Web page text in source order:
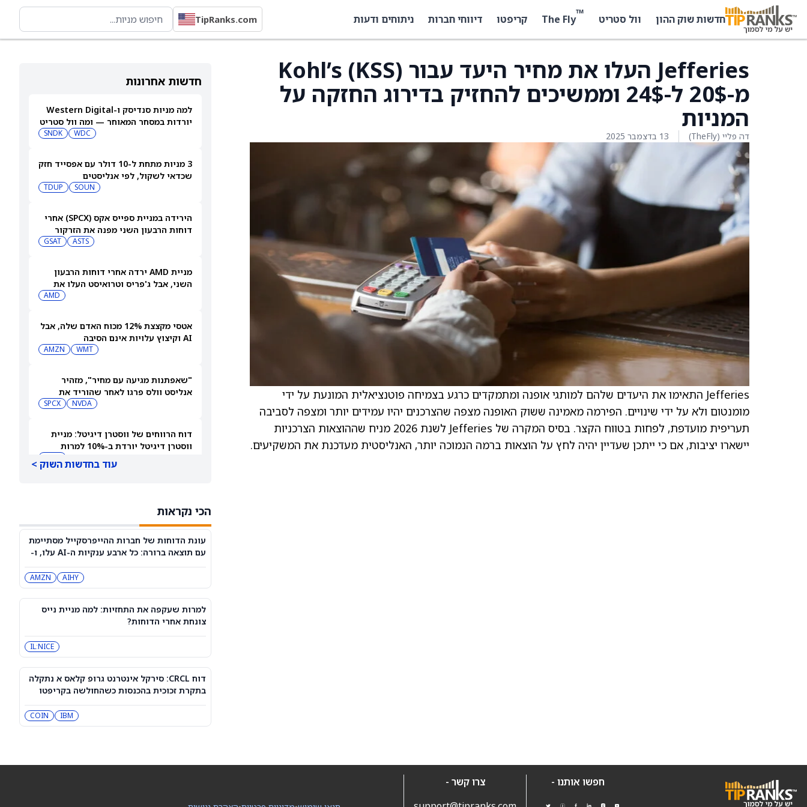
חדשות שוק ההון וול סטריט ™
The Fly קריפטו דיווחי חברות ניתוחים ודעות TipRanks.com
חדשות אחרונות
למה מניות סנדיסק ו-Western Digital
יורדות במסחר המאוחר — ומה וול סטריט
WDC
SNDK
3 מניות מתחת ל-10 דולר עם אפסייד חזק
שכדאי לשקול, לפי אנליסטים
SOUN
TDUP
הירידה במניית ספייס אקס (SPCX) אחרי
דוחות הרבעון השני מפנה את הזרקור
לקרנות סל חלל עם חשיפה גבוהה
ASTS
GSAT
מניית AMD ירדה אחרי דוחות הרבעון
השני, אבל ג'פריס וטרואיסט העלו את
AMD
אטסי מקצצת 12% מכוח האדם שלה, אבל
AI וקיצוץ עלויות אינם הסיבה
WMT
AMZN
"שאפתנות מגיעה עם מחיר", מזהיר
אנליסט וולס פרגו לאחר שהוריד את
מחיר היעד למניית אנבידיה (אנבידיה)
NVDA
SPCX
דוח הרווחים של ווסטרן דיגיטל: מניית
ווסטרן דיגיטל יורדת ב-10% למרות
שטראמפ קורא להסכם על הורמוז
דוח סנדיסק: מניית סנדיסק ירדה למרות
עקיפה חזקה של התחזיות – הנה הסיבה
SNDK
המניות המובילות בעליות במדד S&P 500
היום, 5/8/26
מועד משפט למרץ 2027
WBD
מניית לוסיד גרופ (LCID) צונחת ב-18%
אחרי הדוח: מה הפחיד את המשקיעים?
LCID
עוד בחדשות השוק >
הכי נקראות
עונת הדוחות של חברות ההייפרסקייל מסתיימת
עם תוצאה ברורה: כל ארבע ענקיות ה-AI עלו, ו-
AIHY מחזיקה בראלי
AIHY
AMZN
למרות שעקפה את התחזיות: למה מניית נייס
צונחת אחרי הדוחות?
IL:NICE
דוח CRCL: סירקל אינטרנט גרופ קלאס א נתקלה
בתקרת זכוכית בהכנסות כשהחולשה בקריפטו
פוגעת בצמיחת הסטייבלקוין; מניית CRCL מזנקת
IBM
COIN
Jefferies העלו את מחיר היעד עבור Kohl’s (KSS)
מ-20$ ל-24$ וממשיכים להחזיק בדירוג החזקה על
המניות
דה פליי (TheFly) 13 בדצמבר 2025
Jefferies התאימו את היעדים שלהם למותגי אופנה ומתמקדים כרגע בצמיחה פוטנציאלית המונעת על ידי
מומנטום ולא על ידי שינויים. הפירמה מאמינה ששוק האופנה מצפה שהצרכנים יהיו עמידים יותר ומצפה לסביבה
תעריפית מועדפת, לפחות בטווח הקצר. בסיס המקרה של Jefferies לשנת 2026 מניח שההוצאות הצרכניות
יישארו יציבות, אם כי ייתכן שעדיין יהיה לחץ על הוצאות ברמה הנמוכה יותר, האנליסטית מעדכנת את המשקיעים.
חפשו אותנו -
צרו קשר -